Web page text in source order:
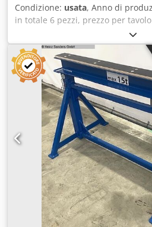
Condizione: usata, Anno di
in totale 6 pezzi, prezzo per
inferiore stretta per un'ottima
Ampio intervallo di regolazione
grazie alle estensioni a forma di
componenti sempre a portata di
tavoli di montaggio - Traverse di
con gomma, spazzole, listelli
groviglio di cavi con i supporti per
sono sempre pronte all'uso
Dotazione: Cedpfx Aeyx
rivestito con gomma profilata -
appoggi a disposizione
longitudinali - Altezza regolabile